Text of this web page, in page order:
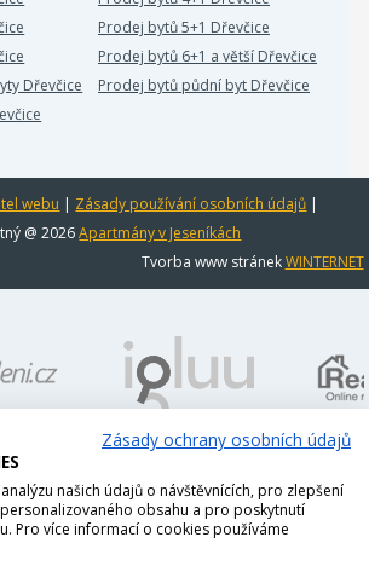
Prodej bytů 5+1 Dřevčice
Prodej bytů 6+1 a větší Dřevčice
Dřevčice
Prodej bytů půdní byt Dřevčice
webu | Zásady používání osobních údajů |
@ 2026Apartmány v Jeseníkách
Tvorba www stránekWINTERNET
Zásady ochrany osobních údajů
našich údajů o návštěvnících, pro zlepšení
obsahu a pro poskytnutí
Pro více informací o cookies používáme